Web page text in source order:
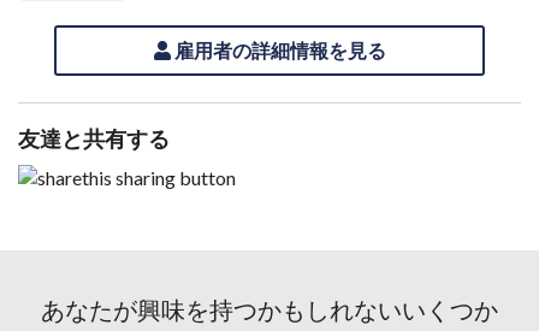
雇用者の詳細情報を見る
友達と共有する
あなたが興味を持つかもしれないいくつか